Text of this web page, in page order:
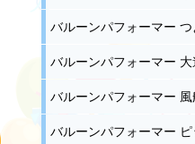
バルーンパフォーマー
バルーンパフォーマー
バルーンパフォーマー
バルーンパフォーマー